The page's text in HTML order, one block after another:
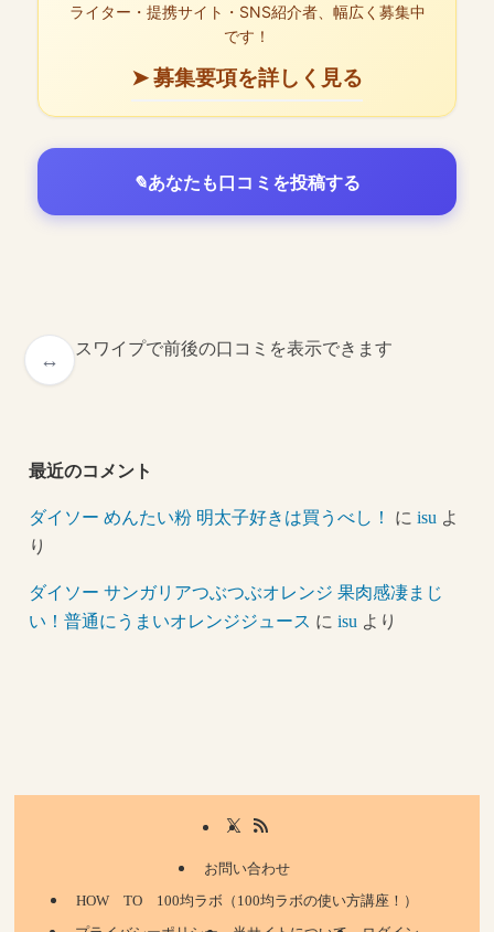
ライター・提携サイト・SNS紹介者、幅広く募集中
です！
➤ 募集要項を詳しく見る
あなたも口コミを投稿する
スワイプで前後の口コミを表示できます
最近のコメント
ダイソー めんたい粉 明太子好きは買うべし！ にisu よ
り
ダイソー サンガリアつぶつぶオレンジ 果肉感凄まじ
い！普通にうまいオレンジジュース にisu より
お問い合わせ
HOW TO 100均ラボ（100均ラボの使い方講座！）